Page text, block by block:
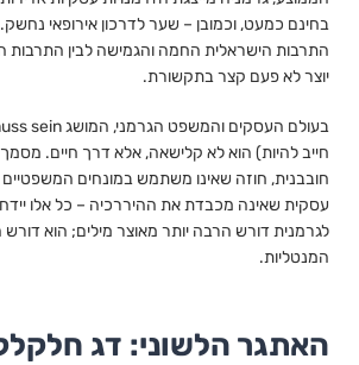
בחינם כמעט, וכמובן – שער לדרכון אירופאי
התרבות הישראלית החמה והגמישה לבין התרבות
יוצר לא פעם קצר בתקשורת.
חייב להיות) הוא לא קלישאה, אלא דרך חיים.
חובבנית, חוזה שאינו משתמש במונחים המשפטיים
עסקית שאינה מכבדת את ההיררכיה – כל אלו
לגרמנית דורש הרבה יותר מאוצר מילים; הוא
המנטליות.
האתגר הלשוני: דג